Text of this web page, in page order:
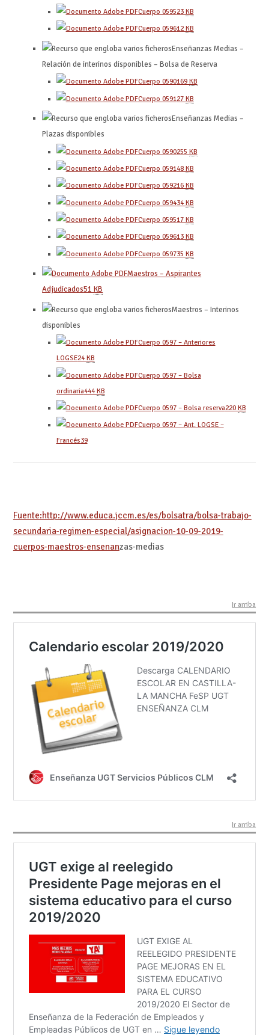
Cuerpo 059523 KB
Cuerpo 059612 KB
Enseñanzas Medias –
Relación de interinos disponibles – Bolsa de Reserva
Cuerpo 0590169 KB
Cuerpo 0591 27 KB
Enseñanzas Medias –
Plazas disponibles
Cuerpo 0590255 KB
Cuerpo 059148 KB
Cuerpo 059216 KB
Cuerpo 059434KB
Cuerpo 059517 KB
Cuerpo 059613 KB
Cuerpo 059735 KB
Maestros – Aspirantes
Adjudicados51KB
Maestros – Interinos
disponibles
Cuerpo 0597 – Anteriores
LOGSE24KB
Cuerpo 0597 – Bolsa
ordinaria444KB
Cuerpo 0597 – Bolsa reserva220 KB
Cuerpo 0597 – Ant. LOGSE –
Francés39
Fuente:http://www.educa.jccm.es/es/bolsatra/bolsa-trabajo-
secundaria-regimen-especial/asignacion-10-09-2019-
cuerpos-maestros-ensenanzas-medias
Ir arriba
Ir arriba